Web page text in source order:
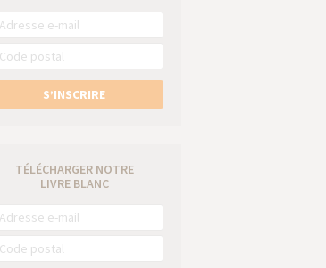
S’INSCRIRE
TÉLÉCHARGER NOTRE
LIVRE BLANC